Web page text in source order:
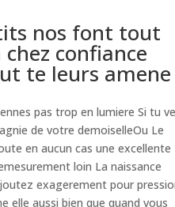
nos font tout
confiance
te leurs amene
pas trop en lumiere Si tu
de votre demoiselleOu Le
en aucun cas une excellente
loin La naissance
exagerement pour
elle aussi bien que quand vous